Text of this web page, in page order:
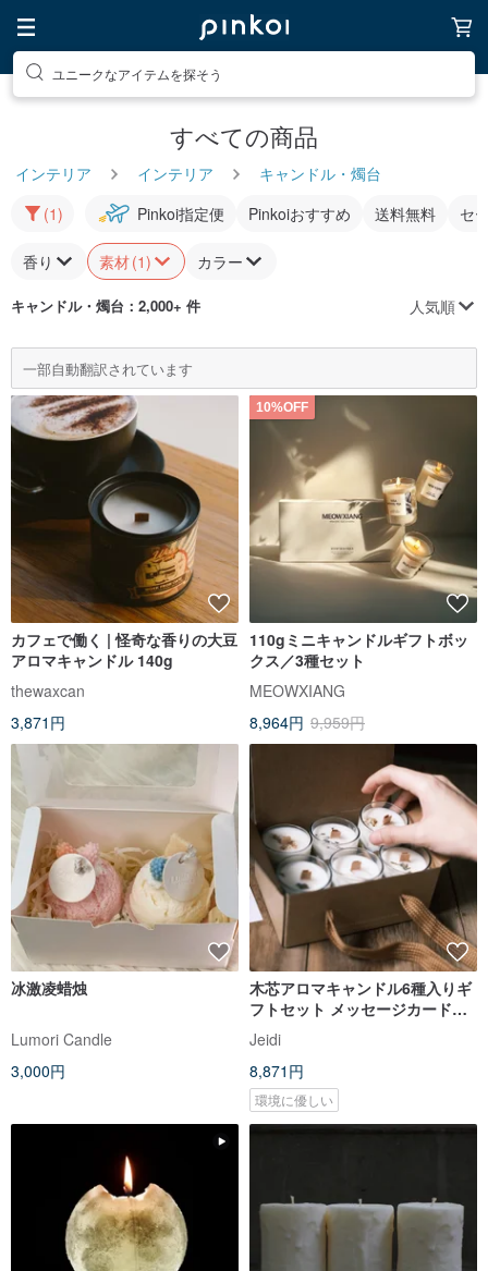
ユニークなアイテムを探そう
すべての商品
インテリア インテリア
キャンドル・燭台
(1)
Pinkoi指定便 Pinkoiおすすめ 送料無料 セ
香り 素材(1) カラー
キャンドル・燭台 ：2,000+ 件 人気順
一部自動翻訳されています
カフェで働く | 怪奇な香りの大豆
アロマキャンドル 140g
thewaxcan
3,871円
10%OFF
110gミニキャンドルギフトボッ
クス／3種セット
MEOWXIANG
8,964円 9,959円
冰激凌蜡烛
Lumori Candle
3,000円
木芯アロマキャンドル6種入りギ
フトセット メッセージカード付
き
Jeidi
8,871円
環境に優しい